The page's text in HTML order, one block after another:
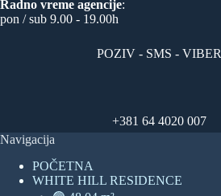
Radno vreme agencije:
pon / sub 9.00 - 19.00h
POZIV - SMS - VIBER
+381 64 4020 007
Navigacija
POČETNA
WHITE HILL RESIDENCE